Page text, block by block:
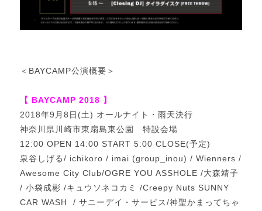
＜BAYCAMP公演概要＞
【 BAYCAMP 2018 】
2018年9月8日(土) オールナイト・雨天決行
神奈川県川崎市東扇島東公園 特設会場
12:00 OPEN 14:00 START 5:00 CLOSE(予定)
泉谷しげる/ ichikoro / imai (group_inou) / Wienners /
Awesome City Club/OGRE YOU ASSHOLE /大森靖子
/ 小袋成彬 /キュウソネコカミ /Creepy Nuts SUNNY
CAR WASH
/ サニーデイ・サービス/神聖かまってちゃ